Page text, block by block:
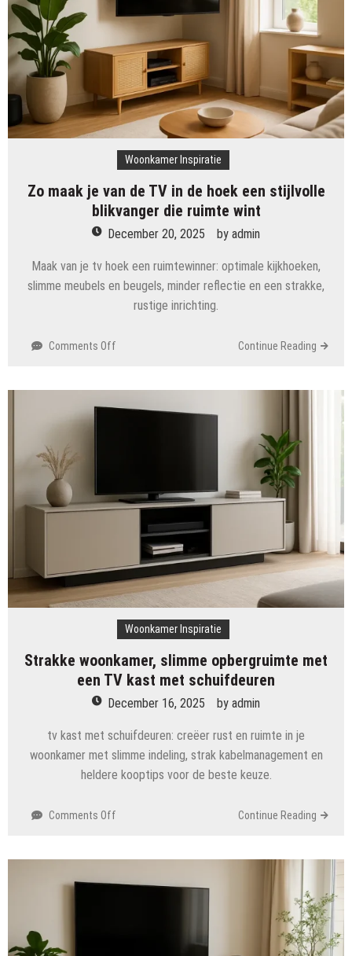
materialen,
zachte
tinten
en
slimme
indeling
Woonkamer Inspiratie
Zo maak je van de TV in de hoek een stijlvolle
blikvanger die ruimte wint
December 20, 2025 by admin
Maak van je tv hoek een ruimtewinner: optimale kijkhoeken,
slimme meubels en beugels, minder reflectie en een strakke,
rustige inrichting.
Comments Off
van
hoek
een
stijlvolle
blikvanger
ruimte
wint
Continue Reading
Woonkamer Inspiratie
Strakke woonkamer, slimme opbergruimte met
een TV kast met schuifdeuren
December 16, 2025 by admin
tv kast met schuifdeuren: creëer rust en ruimte in je
woonkamer met slimme indeling, strak kabelmanagement en
heldere kooptips voor de beste keuze.
Comments Off
opbergruimte
Continue Reading